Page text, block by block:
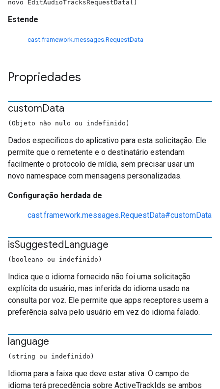
novo EditAudioTracksRequestData()
Estende
cast.framework.messages.RequestData
Propriedades
customData
(Objeto não nulo ou indefinido)
Dados específicos do aplicativo para esta solicitação. Ele
permite que o remetente e o destinatário estendam
facilmente o protocolo de mídia, sem precisar usar um
novo namespace com mensagens personalizadas.
Configuração herdada de
cast.framework.messages.RequestData#customData
isSuggestedLanguage
(booleano ou indefinido)
Indica que o idioma fornecido não foi uma solicitação
explícita do usuário, mas inferida do idioma usado na
consulta por voz. Ele permite que apps receptores usem a
preferência salva pelo usuário em vez do idioma falado.
language
(string ou indefinido)
Idioma para a faixa que deve estar ativa. O campo de
idioma terá precedência sobre ActiveTrackIds se ambos